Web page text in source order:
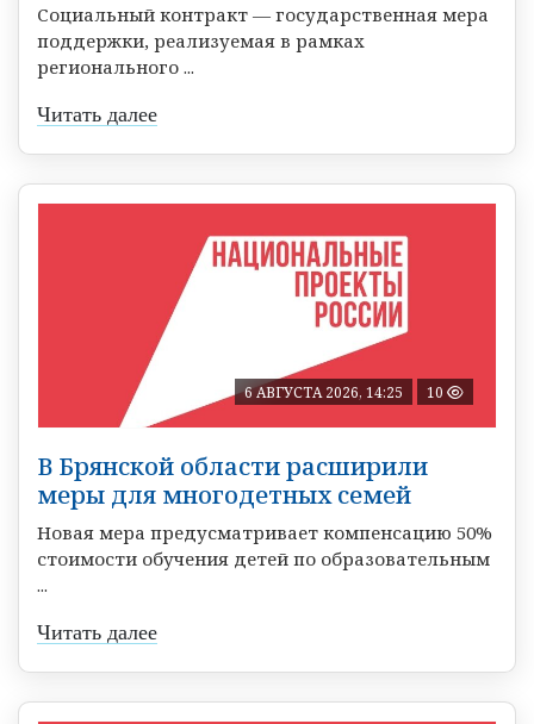
Социальный контракт — государственная мера
поддержки, реализуемая в рамках
регионального ...
Читать далее
6 АВГУСТА 2026, 14:25 10
В Брянской области расширили
меры для многодетных семей
Новая мера предусматривает компенсацию 50%
стоимости обучения детей по образовательным
...
Читать далее